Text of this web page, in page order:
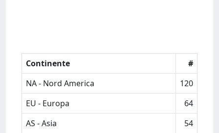
Continente
#
NA - Nord America
120
EU - Europa
64
AS - Asia
54